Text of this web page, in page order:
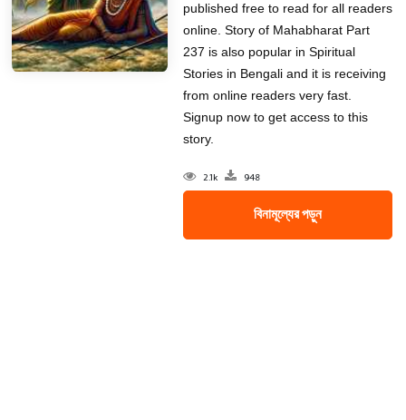
published free to read for all readers
online. Story of Mahabharat Part
237 is also popular in Spiritual
Stories in Bengali and it is receiving
from online readers very fast.
Signup now to get access to this
story.
2.1k 948
বিনামূল্যের পড়ুন